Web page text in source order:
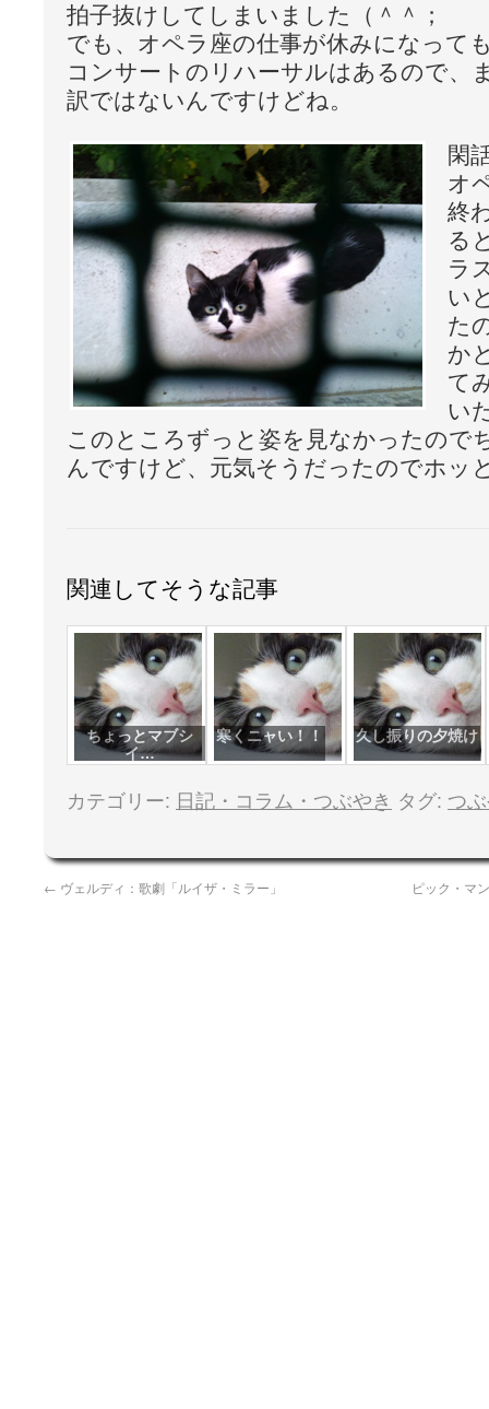
拍子抜けしてしまいました（＾＾；
でも、オペラ座の仕事が休みになって
コンサートのリハーサルはあるので、
訳ではないんですけどね。
閑
オ
終
る
ラ
い
た
か
て
い
このところずっと姿を見なかったので
んですけど、元気そうだったのでホッ
関連してそうな記事
ちょっとマブシ
イ…
寒くニャい！！ 久し振りの夕焼け
カテゴリー: 日記・コラム・つぶやき タグ: つ
← ヴェルディ：歌劇「ルイザ・ミラー」 ピック・マ